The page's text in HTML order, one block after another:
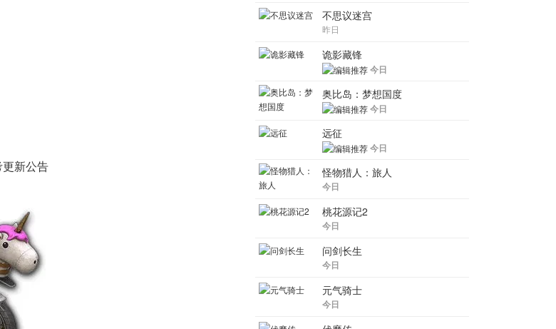
更新公告
不思议迷宫
昨日
诡影藏锋
今日
奥比岛：梦想国度
今日
远征
今日
怪物猎人：旅人
今日
桃花源记2
今日
问剑长生
今日
元气骑士
今日